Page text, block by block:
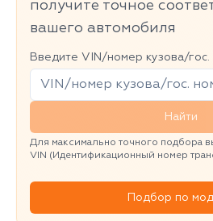
получите точное
вашего автомобиля
Введите VIN/номер кузова/гос.
Найти
Для максимально точного подбора
VIN (Идентификационный номер
Подбор по